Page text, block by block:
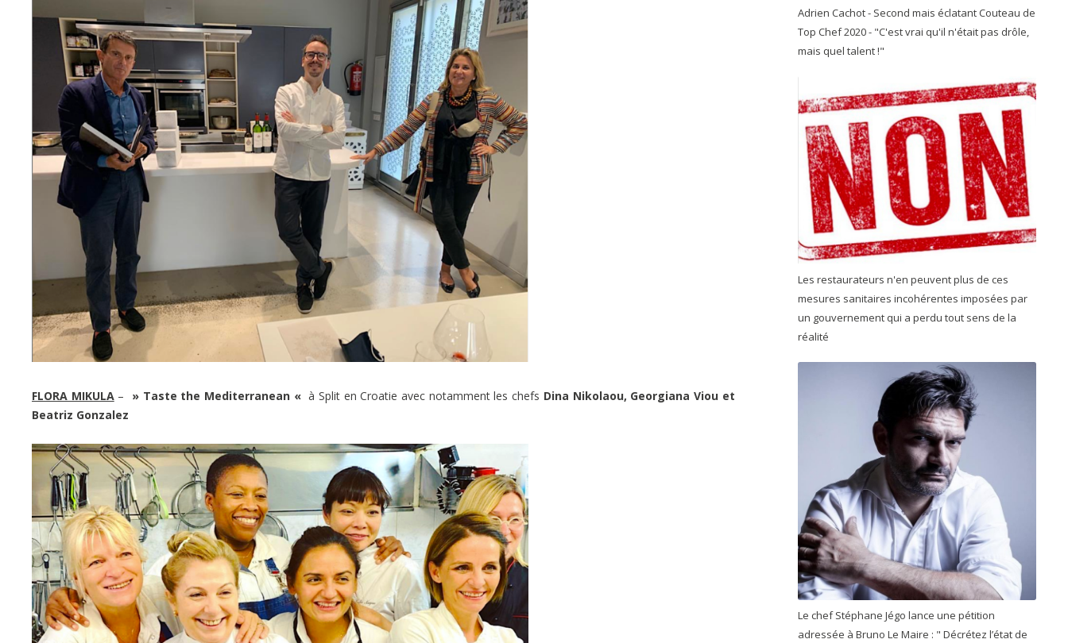
FLORA MIKULA– » Taste the Mediterranean « à Split en Croatie avec notamment les chefs Dina Nikolaou, Georgiana Viou et
Beatriz Gonzalez
Adrien Cachot - Second mais éclatant Couteau de
Top Chef 2020 - "C'est vrai qu'il n'était pas drôle,
mais quel talent !"
Les restaurateurs n'en peuvent plus de ces
mesures sanitaires incohérentes imposées par
un gouvernement qui a perdu tout sens de la
réalité
Le chef Stéphane Jégo lance une pétition
adressée à Bruno Le Maire : " Décrétez l’état de